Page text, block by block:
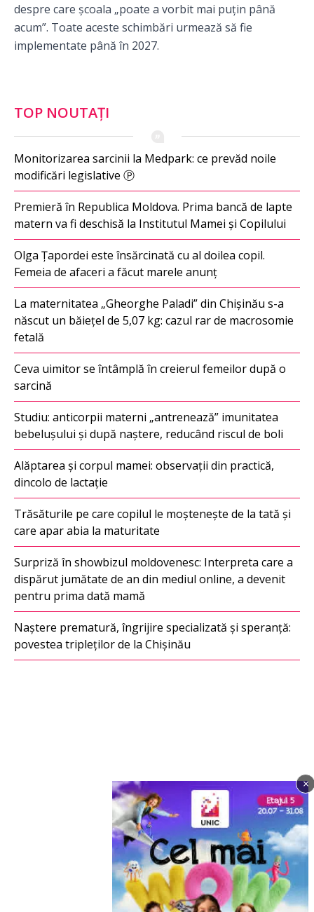
despre care școala „poate a vorbit mai puțin până
acum”. Toate aceste schimbări urmează să fie
implementate până în 2027.
TOP NOUTAȚI
Monitorizarea sarcinii la Medpark: ce prevăd noile
modificări legislative Ⓟ
Premieră în Republica Moldova. Prima bancă de lapte
matern va fi deschisă la Institutul Mamei și Copilului
Olga Țapordei este însărcinată cu al doilea copil.
Femeia de afaceri a făcut marele anunț
La maternitatea „Gheorghe Paladi” din Chișinău s-a
născut un băiețel de 5,07 kg: cazul rar de macrosomie
fetală
Ceva uimitor se întâmplă în creierul femeilor după o
sarcină
Studiu: anticorpii materni „antrenează” imunitatea
bebelușului și după naștere, reducând riscul de boli
Alăptarea și corpul mamei: observații din practică,
dincolo de lactație
Trăsăturile pe care copilul le moștenește de la tată și
care apar abia la maturitate
Surpriză în showbizul moldovenesc: Interpreta care a
dispărut jumătate de an din mediul online, a devenit
pentru prima dată mamă
Naștere prematură, îngrijire specializată și speranță:
povestea tripleților de la Chișinău
×
Imagine